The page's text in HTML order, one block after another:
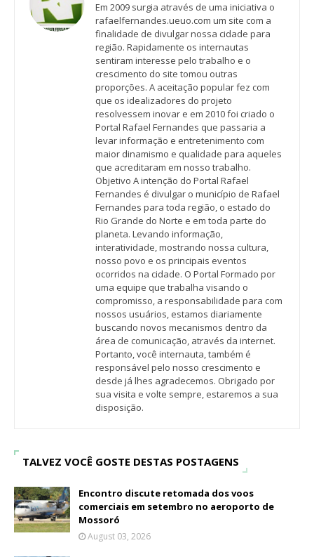
Em 2009 surgia através de uma iniciativa o
rafaelfernandes.ueuo.com um site com a
finalidade de divulgar nossa cidade para
região. Rapidamente os internautas
sentiram interesse pelo trabalho e o
crescimento do site tomou outras
proporções. A aceitação popular fez com
que os idealizadores do projeto
resolvessem inovar e em 2010 foi criado o
Portal Rafael Fernandes que passaria a
levar informação e entretenimento com
maior dinamismo e qualidade para aqueles
que acreditaram em nosso trabalho.
Objetivo A intenção do Portal Rafael
Fernandes é divulgar o município de Rafael
Fernandes para toda região, o estado do
Rio Grande do Norte e em toda parte do
planeta. Levando informação,
interatividade, mostrando nossa cultura,
nosso povo e os principais eventos
ocorridos na cidade. O Portal Formado por
uma equipe que trabalha visando o
compromisso, a responsabilidade para com
nossos usuários, estamos diariamente
buscando novos mecanismos dentro da
área de comunicação, através da internet.
Portanto, você internauta, também é
responsável pelo nosso crescimento e
desde já lhes agradecemos. Obrigado por
sua visita e volte sempre, estaremos a sua
disposição.
TALVEZ VOCÊ GOSTE DESTAS POSTAGENS
Encontro discute retomada dos voos
comerciais em setembro no aeroporto de
Mossoró
August 03, 2026